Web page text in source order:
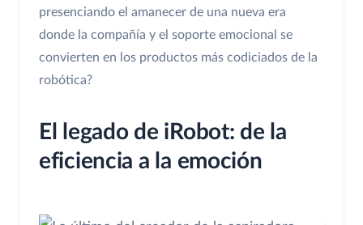
presenciando el amanecer de una nueva era
donde la compañía y el soporte emocional se
convierten en los productos más codiciados de la
robótica?
El legado de iRobot: de la
eficiencia a la emoción